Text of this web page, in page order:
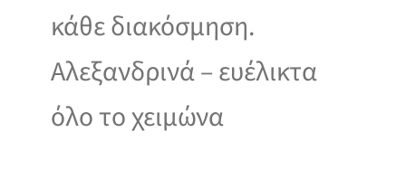
κάθε διακόσμηση.
Αλεξανδρινά – ευέλικτα
όλο το χειμώνα